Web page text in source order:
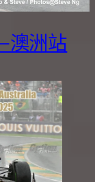
澳洲站